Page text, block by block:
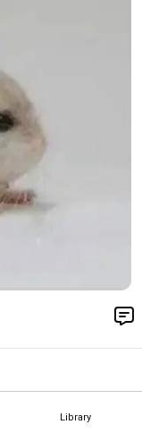
Library